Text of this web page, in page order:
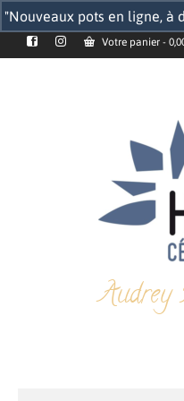
"Nouveaux pots en ligne, à
Votre panier -
Audrey